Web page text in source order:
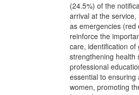
(24.5%) of the
arrival at the
as emergencies (red
reinforce the
care, identification of
strengthening health
professional
essential to
women, promoting